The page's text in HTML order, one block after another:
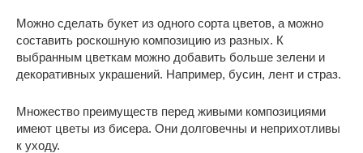
Можно сделать букет из одного сорта цветов, а можно
составить роскошную композицию из разных. К
выбранным цветкам можно добавить больше зелени и
декоративных украшений. Например, бусин, лент и страз.
Множество преимуществ перед живыми композициями
имеют цветы из бисера. Они долговечны и неприхотливы
к уходу.